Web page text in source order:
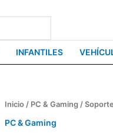
INFANTILES
Inicio / PC & Gaming /
PC & Gaming
El
Soporte
Auriculares